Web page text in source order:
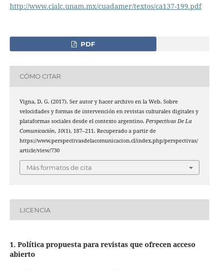
http://www.cialc.unam.mx/cuadamer/textos/ca137-199.pdf
PDF
CÓMO CITAR
Vigna, D. G. (2017). Ser autor y hacer archivo en la Web. Sobre
velocidades y formas de intervención en revistas culturales digitales y
plataformas sociales desde el contexto argentino. Perspectivas De La
Comunicación, 10(1), 187–211. Recuperado a partir de
https://www.perspectivasdelacomunicacion.cl/index.php/perspectivas/
article/view/730
Más formatos de cita
LICENCIA
1. Política propuesta para revistas que ofrecen acceso
abierto